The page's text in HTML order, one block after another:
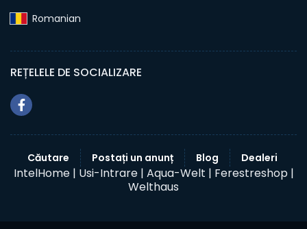
Romanian‎
REȚELELE DE SOCIALIZARE
Căutare Postați un anunț Blog Dealeri
IntelHome | Usi-Intrare | Aqua-Welt | Ferestreshop |
Welthaus